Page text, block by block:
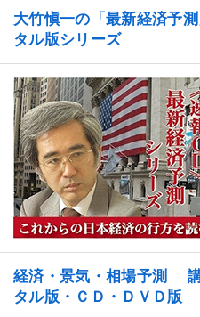
大竹愼一の「最新経済予
タル版シリーズ
経済・景気・相場予測
タル版・ＣＤ・ＤＶＤ版